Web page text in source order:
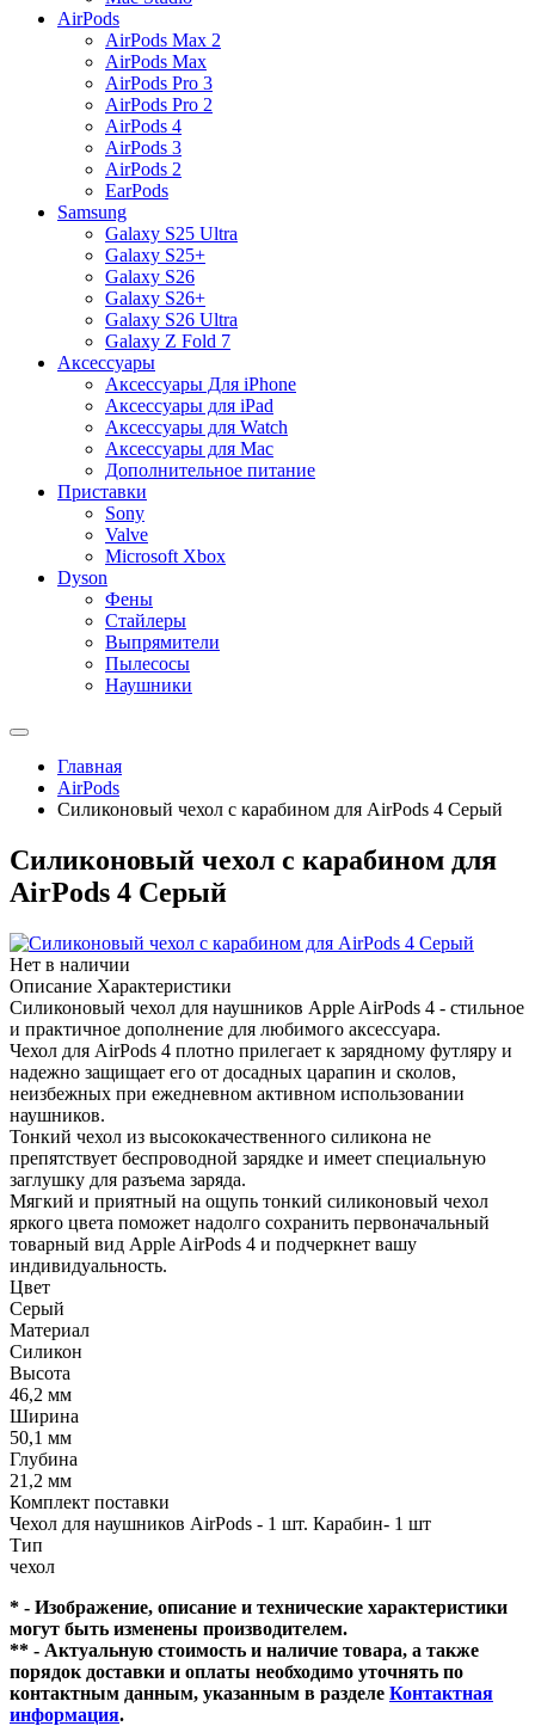
AirPods
AirPods Max 2
AirPods Max
AirPods Pro 3
AirPods Pro 2
AirPods 4
AirPods 3
AirPods 2
EarPods
Samsung
Galaxy S25 Ultra
Galaxy S25+
Galaxy S26
Galaxy S26+
Galaxy S26 Ultra
Galaxy Z Fold 7
Аксессуары
Аксессуары Для iPhone
Аксессуары для iPad
Аксессуары для Watch
Аксессуары для Mac
Дополнительное питание
Приставки
Sony
Valve
Microsoft Xbox
Dyson
Фены
Стайлеры
Выпрямители
Пылесосы
Наушники
Главная
AirPods
Силиконовый чехол c карабином для AirPods 4 Серый
Силиконовый чехол c карабином для
AirPods 4 Серый
Нет в наличии
Описание Характеристики
Силиконовый чехол для наушников Apple AirPods 4 - стильное
и практичное дополнение для любимого аксессуара.
Чехол для AirPods 4 плотно прилегает к зарядному футляру и
надежно защищает его от досадных царапин и сколов,
неизбежных при ежедневном активном использовании
наушников.
Тонкий чехол из высококачественного силикона не
препятствует беспроводной зарядке и имеет специальную
заглушку для разъема заряда.
Мягкий и приятный на ощупь тонкий силиконовый чехол
яркого цвета поможет надолго сохранить первоначальный
товарный вид Apple AirPods 4 и подчеркнет вашу
индивидуальность.
Цвет
Серый
Материал
Силикон
Высота
46,2 мм
Ширина
50,1 мм
Глубина
21,2 мм
Комплект поставки
Чехол для наушников AirPods - 1 шт. Карабин- 1 шт
Тип
чехол
* - Изображение, описание и технические характеристики
могут быть изменены производителем.
** - Актуальную стоимость и наличие товара, а также
порядок доставки и оплаты необходимо уточнять по
контактным данным, указанным в разделе Контактная
информация.